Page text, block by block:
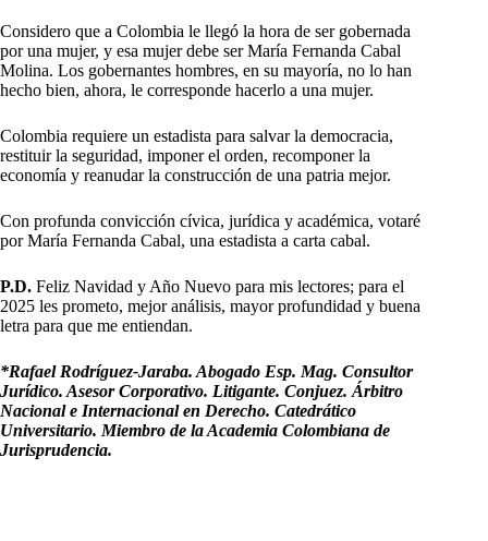
Considero que a Colombia le llegó la hora de ser gobernada
por una mujer, y esa mujer debe ser María Fernanda Cabal
Molina. Los gobernantes hombres, en su mayoría, no lo han
hecho bien, ahora, le corresponde hacerlo a una mujer.
Colombia requiere un estadista para salvar la democracia,
restituir la seguridad, imponer el orden, recomponer la
economía y reanudar la construcción de una patria mejor.
Con profunda convicción cívica, jurídica y académica, votaré
por María Fernanda Cabal, una estadista a carta cabal.
P.D. Feliz Navidad y Año Nuevo para mis lectores; para el
2025 les prometo, mejor análisis, mayor profundidad y buena
letra para que me entiendan.
*Rafael Rodríguez-Jaraba. Abogado Esp. Mag. Consultor
Jurídico. Asesor Corporativo. Litigante. Conjuez. Árbitro
Nacional e Internacional en Derecho. Catedrático
Universitario. Miembro de la Academia Colombiana de
Jurisprudencia.